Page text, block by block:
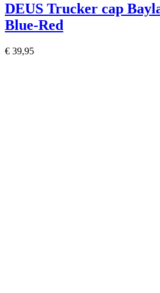
DEUS Trucker cap
Blue-Red
€ 39,95